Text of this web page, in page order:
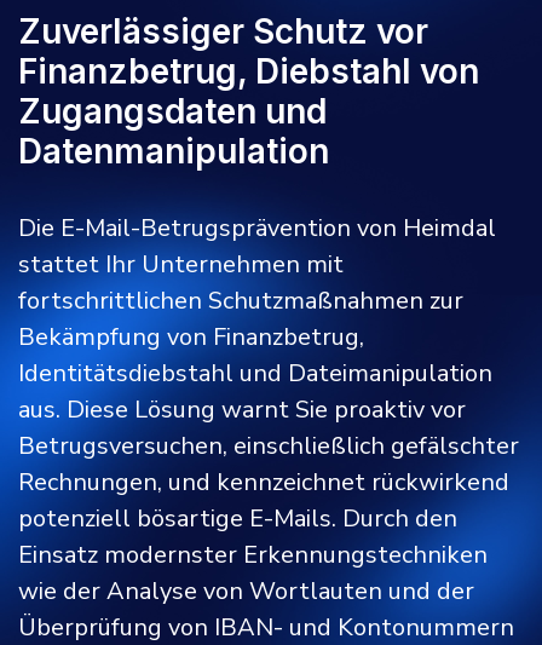
Zuverlässiger Schutz vor
Finanzbetrug, Diebstahl von
Zugangsdaten und
Datenmanipulation
Die E-Mail-Betrugsprävention von Heimdal
stattet Ihr Unternehmen mit
fortschrittlichen Schutzmaßnahmen zur
Bekämpfung von Finanzbetrug,
Identitätsdiebstahl und Dateimanipulation
aus. Diese Lösung warnt Sie proaktiv vor
Betrugsversuchen, einschließlich gefälschter
Rechnungen, und kennzeichnet rückwirkend
potenziell bösartige E-Mails. Durch den
Einsatz modernster Erkennungstechniken
wie der Analyse von Wortlauten und der
Überprüfung von IBAN- und Kontonummern